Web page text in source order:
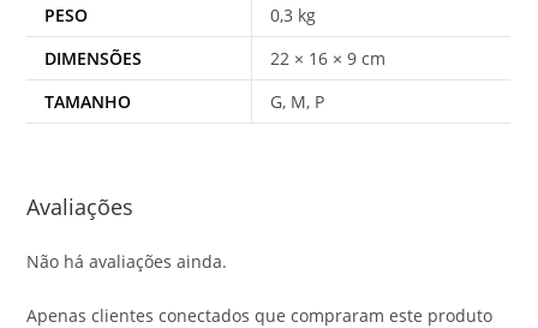
PESO
0,3 kg
DIMENSÕES
22 × 16 × 9 cm
TAMANHO
G, M, P
Avaliações
Não há avaliações ainda.
Apenas clientes conectados que compraram este produto